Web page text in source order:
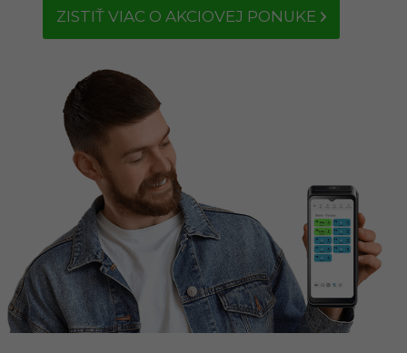
ZISTIŤ VIAC O AKCIOVEJ PONUKE